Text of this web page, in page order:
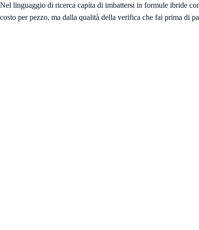
Nel linguaggio di ricerca capita di imbattersi in formule ibride
costo per pezzo, ma dalla qualità della verifica che fai prima di